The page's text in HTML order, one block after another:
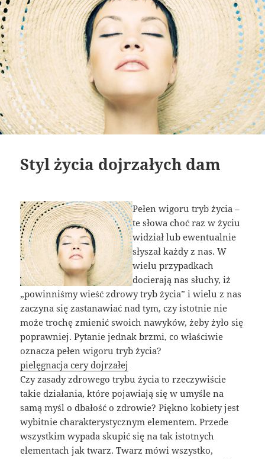
Styl życia dojrzałych dam
Pełen wigoru tryb życia –
te słowa choć raz w życiu
widział lub ewentualnie
słyszał każdy z nas. W
wielu przypadkach
docierają nas słuchy, iż
„powinniśmy wieść zdrowy tryb życia” i wielu z nas
zaczyna się zastanawiać nad tym, czy istotnie nie
może trochę zmienić swoich nawyków, żeby żyło się
poprawniej. Pytanie jednak brzmi, co właściwie
oznacza pełen wigoru tryb życia?
pielęgnacja cery dojrzałej
Czy zasady zdrowego trybu życia to rzeczywiście
takie działania, które pojawiają się w umyśle na
samą myśl o dbałość o zdrowie? Piękno kobiety jest
wybitnie charakterystycznym elementem. Przede
wszystkim wypada skupić się na tak istotnych
elementach jak twarz. Twarz mówi wszystko,